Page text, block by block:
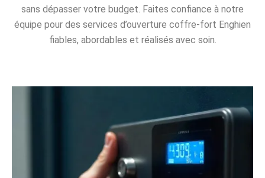
sans dépasser votre budget. Faites confiance à notre
équipe pour des services d’ouverture coffre-fort Enghien
fiables, abordables et réalisés avec soin.